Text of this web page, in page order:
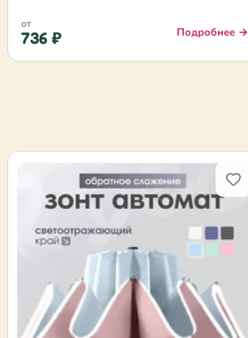
от
736 ₽ Подробнее →